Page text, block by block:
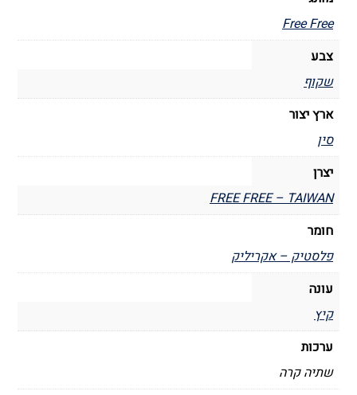
Free Free
צבע
שקוף
ארץ יצור
סין
יצרן
FREE FREE – TAIWAN
חומר
פלסטיק – אקריליק
עונה
קיץ
ערכות
שתיה קרה